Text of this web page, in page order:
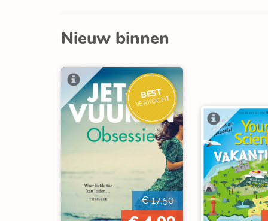
Nieuw binnen
BEST
VERKOCHT
€ 17,50